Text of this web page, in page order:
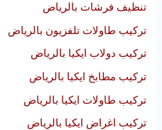
تنظيف فرشات بالرياض
تركيب طاولات تلفزيون بالرياض
تركيب دولاب ايكيا بالرياض
تركيب مطابخ ايكيا بالرياض
تركيب طاولات ايكيا بالرياض
تركيب اغراض ايكيا بالرياض